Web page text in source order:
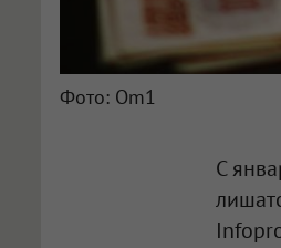
Фото: Om1
С